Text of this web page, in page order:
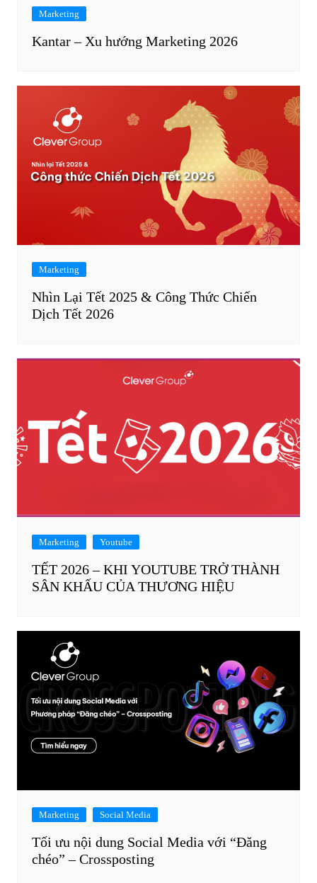
Marketing
Kantar – Xu hướng Marketing 2026
Marketing
Nhìn Lại Tết 2025 & Công Thức Chiến
Dịch Tết 2026
Marketing Youtube
TẾT 2026 – KHI YOUTUBE TRỞ THÀNH
SÂN KHẤU CỦA THƯƠNG HIỆU
Marketing Social Media
Tối ưu nội dung Social Media với “Đăng
chéo” – Crossposting